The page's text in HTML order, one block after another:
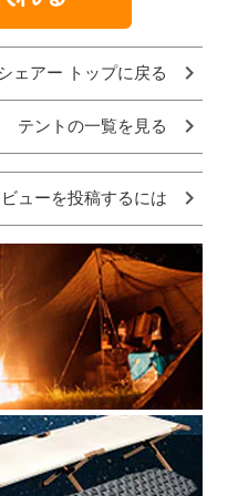
ェアー トップに戻る
テントの一覧を見る
ューを投稿するには